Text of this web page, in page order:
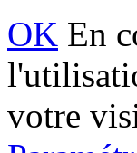
OK En
votre